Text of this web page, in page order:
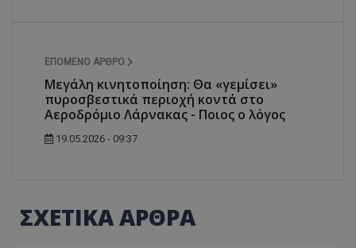
ΕΠΌΜΕΝΟ ΆΡΘΡΟ
Μεγάλη κινητοποίηση: Θα «γεμίσει»
πυροσβεστικά περιοχή κοντά στο
Αεροδρόμιο Λάρνακας - Ποιος ο λόγος
19.05.2026 - 09:37
ΣΧΕΤΙΚΑ ΑΡΘΡΑ